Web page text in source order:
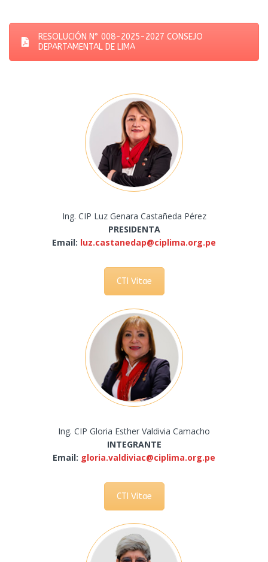
RESOLUCIÓN N° 008-2025-2027 CONSEJO
DEPARTAMENTAL DE LIMA
Ing. CIP Luz Genara Castañeda Pérez
PRESIDENTA
Email: luz.castanedap@ciplima.org.pe
CTI Vitae
Ing. CIP Gloria Esther Valdivia Camacho
INTEGRANTE
Email: gloria.valdiviac@ciplima.org.pe
CTI Vitae